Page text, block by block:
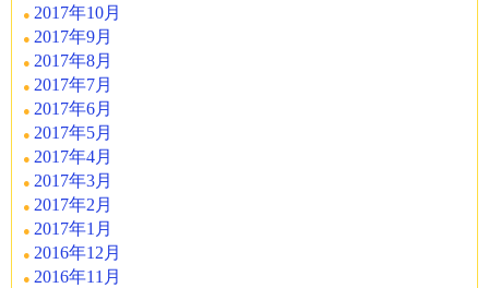
2017年10月
2017年9月
2017年8月
2017年7月
2017年6月
2017年5月
2017年4月
2017年3月
2017年2月
2017年1月
2016年12月
2016年11月